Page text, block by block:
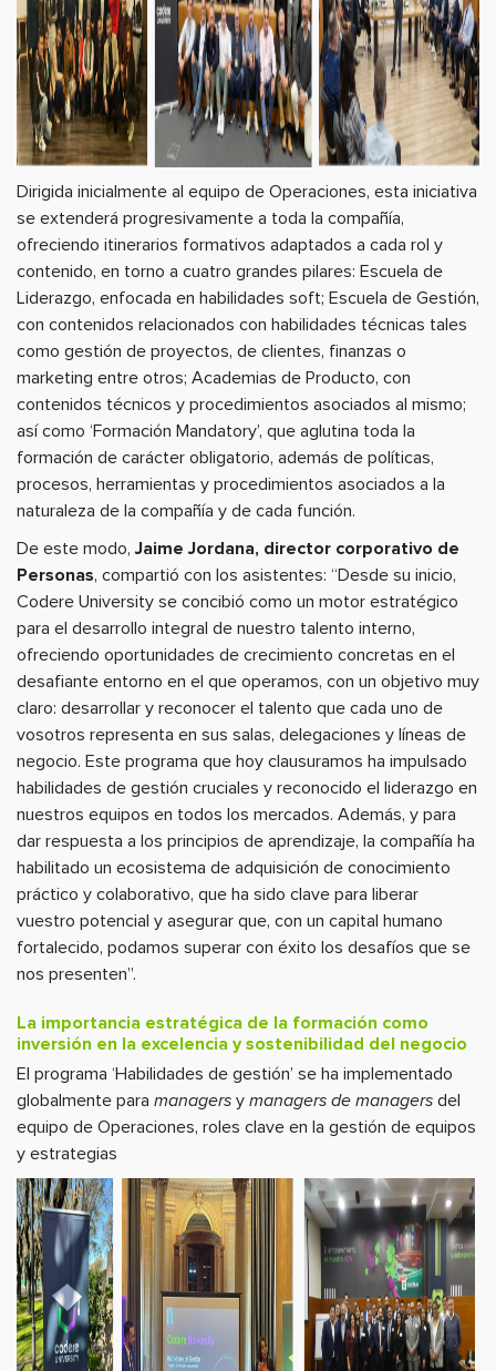
Dirigida inicialmente al equipo de Operaciones, esta iniciativa
se extenderá progresivamente a toda la compañía,
ofreciendo itinerarios formativos adaptados a cada rol y
contenido, en torno a cuatro grandes pilares: Escuela de
Liderazgo, enfocada en habilidades soft; Escuela de Gestión,
con contenidos relacionados con habilidades técnicas tales
como gestión de proyectos, de clientes, finanzas o
marketing entre otros; Academias de Producto, con
contenidos técnicos y procedimientos asociados al mismo;
así como ‘Formación Mandatory’, que aglutina toda la
formación de carácter obligatorio, además de políticas,
procesos, herramientas y procedimientos asociados a la
naturaleza de la compañía y de cada función.
De este modo,Jaime Jordana, director corporativo de
Personas, compartió con los asistentes: “Desde su inicio,
Codere University se concibió como un motor estratégico
para el desarrollo integral de nuestro talento interno,
ofreciendo oportunidades de crecimiento concretas en el
desafiante entorno en el que operamos, con un objetivo muy
claro: desarrollar y reconocer el talento que cada uno de
vosotros representa en sus salas, delegaciones y líneas de
negocio. Este programa que hoy clausuramos ha impulsado
habilidades de gestión cruciales y reconocido el liderazgo en
nuestros equipos en todos los mercados. Además, y para
dar respuesta a los principios de aprendizaje, la compañía ha
habilitado un ecosistema de adquisición de conocimiento
práctico y colaborativo, que ha sido clave para liberar
vuestro potencial y asegurar que, con un capital humano
fortalecido, podamos superar con éxito los desafíos que se
nos presenten”.
La importancia estratégica de la formación como
inversión en la excelencia y sostenibilidad del negocio
El programa ‘Habilidades de gestión’ se ha implementado
globalmente para managers y managers de managers del
equipo de Operaciones, roles clave en la gestión de equipos
y estrategias